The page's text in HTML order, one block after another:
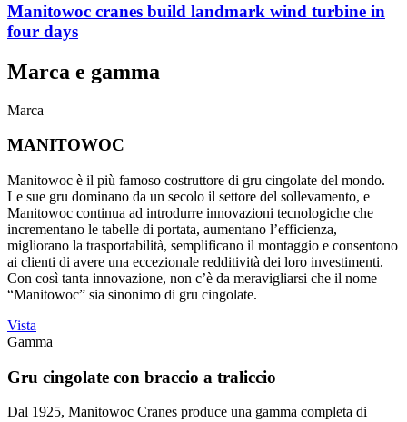
Manitowoc cranes build landmark wind turbine in
four days
Marca e gamma
Marca
MANITOWOC
Manitowoc è il più famoso costruttore di gru cingolate del mondo.
Le sue gru dominano da un secolo il settore del sollevamento, e
Manitowoc continua ad introdurre innovazioni tecnologiche che
incrementano le tabelle di portata, aumentano l’efficienza,
migliorano la trasportabilità, semplificano il montaggio e consentono
ai clienti di avere una eccezionale redditività dei loro investimenti.
Con così tanta innovazione, non c’è da meravigliarsi che il nome
“Manitowoc” sia sinonimo di gru cingolate.
Vista
Gamma
Gru cingolate con braccio a traliccio
Dal 1925, Manitowoc Cranes produce una gamma completa di